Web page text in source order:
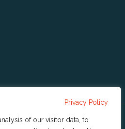
Privacy Policy
of our visitor data, to